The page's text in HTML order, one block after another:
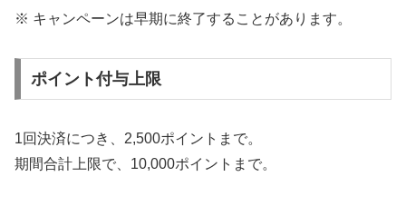
※ キャンペーンは早期に終了することがあります。
ポイント付与上限
1回決済につき、2,500ポイントまで。
期間合計上限で、10,000ポイントまで。